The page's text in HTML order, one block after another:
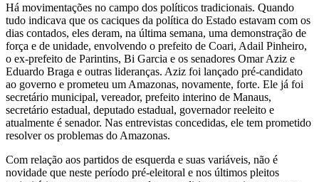
Há movimentações no campo dos políticos tradicionais. Quando
tudo indicava que os caciques da política do Estado estavam com os
dias contados, eles deram, na última semana, uma demonstração de
força e de unidade, envolvendo o prefeito de Coari, Adail Pinheiro,
o ex-prefeito de Parintins, Bi Garcia e os senadores Omar Aziz e
Eduardo Braga e outras lideranças. Aziz foi lançado pré-candidato
ao governo e prometeu um Amazonas, novamente, forte. Ele já foi
secretário municipal, vereador, prefeito interino de Manaus,
secretário estadual, deputado estadual, governador reeleito e
atualmente é senador. Nas entrevistas concedidas, ele tem prometido
resolver os problemas do Amazonas.
Com relação aos partidos de esquerda e suas variáveis, não é
novidade que neste período pré-eleitoral e nos últimos pleitos